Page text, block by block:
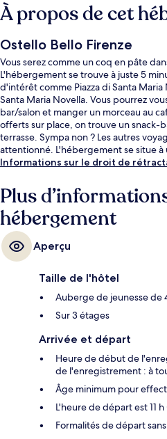
À propos de cet
Ostello Bello Firenze
Vous serez comme un coq en pâte
L'hébergement se trouve à juste 5
d'intérêt comme Piazza di Santa Maria
Santa Maria Novella. Vous pourrez
bar/salon et manger un morceau au
offerts sur place, on trouve un snack-
terrasse. Sympa non ? Les autres
attentionné. L'hébergement se situe
des transports publics : Arrêt de tram
Informations sur le droit de
Plus
hébergement
Aperçu
Taille de l'hôtel
Auberge de jeunesse de
Sur 3 étages
Arrivée et départ
Heure de début de
de l'enregistrement : à
Âge minimum pour
L'heure de départ est 11
Formalités de départ